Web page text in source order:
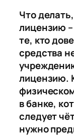
Что
лицензию
те, кто
средства
лицензию.
в банке,
следует
нужно